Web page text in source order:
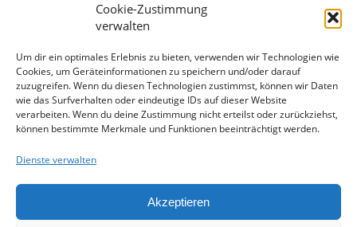
Cookie-Zustimmung
verwalten
Um dir ein optimales Erlebnis zu bieten, verwenden wir Technologien wie
Cookies, um Geräteinformationen zu speichern und/oder darauf
zuzugreifen. Wenn du diesen Technologien zustimmst, können wir Daten
wie das Surfverhalten oder eindeutige IDs auf dieser Website
verarbeiten. Wenn du deine Zustimmung nicht erteilst oder zurückziehst,
können bestimmte Merkmale und Funktionen beeinträchtigt werden.
Dienste verwalten
Akzeptieren